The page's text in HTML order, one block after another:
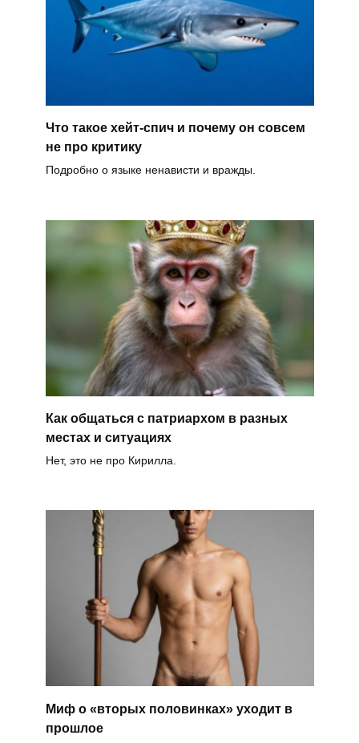
Что такое хейт-спич и почему он совсем
не про критику
Подробно о языке ненависти и вражды.
Как общаться с патриархом в разных
местах и ситуациях
Нет, это не про Кирилла.
Миф о «вторых половинках» уходит в
прошлое